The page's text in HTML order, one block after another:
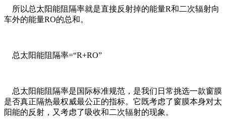
所以总太阳能阻隔率就是直接反射掉的能量R和二次辐射向
车外的能量RO的总和。
总太阳能阻隔率=“R+RO”
总太阳能阻隔率是国际标准规范，是我们日常挑选一款窗膜
是否真正隔热最权威最公正的指标。它既考虑了窗膜本身对太
阳能的反射，又考虑了吸收和二次辐射的现象。